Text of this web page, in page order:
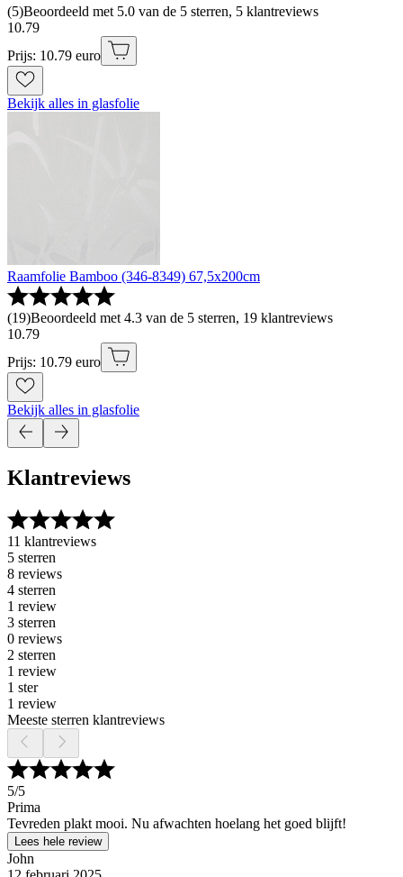
(5)Beoordeeld met 5.0 van de 5 sterren, 5 klantreviews
10.79
Prijs: 10.79 euro
Bekijk alles in glasfolie
Raamfolie Bamboo (346-8349) 67,5x200cm
(19)Beoordeeld met 4.3 van de 5 sterren, 19 klantreviews
10.79
Prijs: 10.79 euro
Bekijk alles in glasfolie
Klantreviews
11 klantreviews
5 sterren
8 reviews
4 sterren
1 review
3 sterren
0 reviews
2 sterren
1 review
1 ster
1 review
Meeste sterren klantreviews
5/5
Prima
Tevreden plakt mooi. Nu afwachten hoelang het goed blijft!
Lees hele review
John